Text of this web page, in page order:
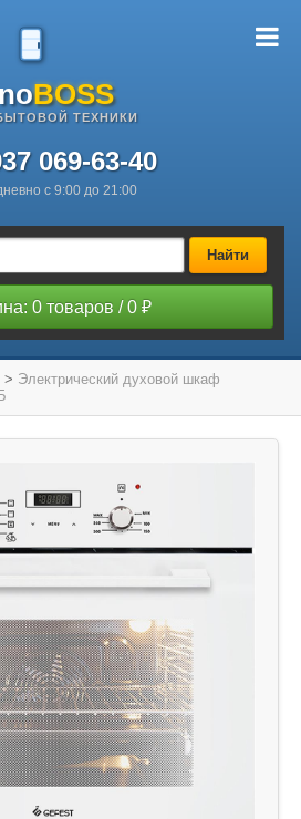
BOSS
ТЕХНИКИ
069-63-40
с 9:00 до 21:00
Найти
0 товаров / 0 ₽
> Электрический духовой шкаф